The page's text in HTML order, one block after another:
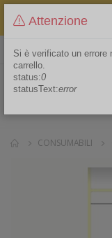
Il sito non
Area Riservata
CONSUMABILI
Attenzione
Si è verificato un errore
carrello.
status:0
statusText:error